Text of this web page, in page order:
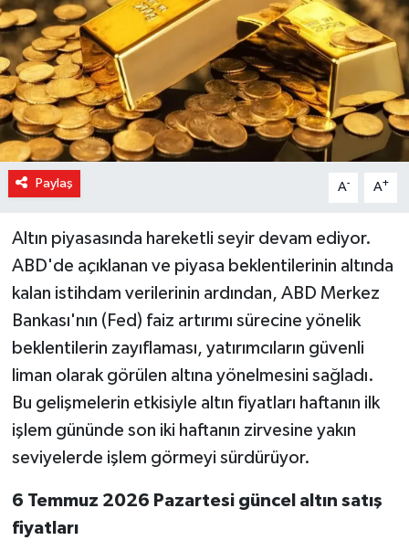
Paylaş A- A+
Altın piyasasında hareketli seyir devam ediyor.
ABD'de açıklanan ve piyasa beklentilerinin altında
kalan istihdam verilerinin ardından, ABD Merkez
Bankası'nın (Fed) faiz artırımı sürecine yönelik
beklentilerin zayıflaması, yatırımcıların güvenli
liman olarak görülen altına yönelmesini sağladı.
Bu gelişmelerin etkisiyle altın fiyatları haftanın ilk
işlem gününde son iki haftanın zirvesine yakın
seviyelerde işlem görmeyi sürdürüyor.
6 Temmuz 2026 Pazartesi güncel altın satış
fiyatları
Sağlık
Siyaset
Son Dakika
Spor